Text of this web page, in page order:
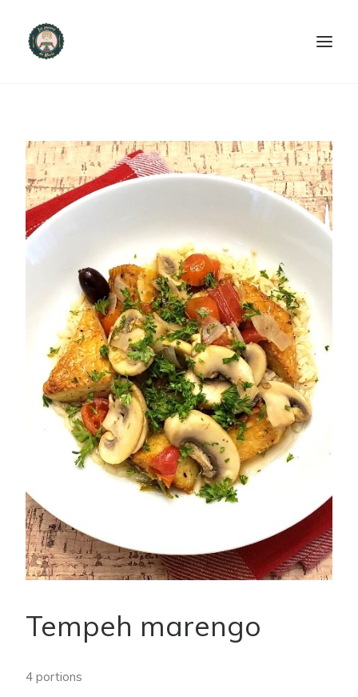
PRODUITS ET SERVICES
NOUS CONTACTER
RECETTES
SEARCH
Tempeh marengo
4 portions